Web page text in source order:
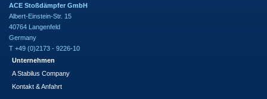
ACE Stoßdämpfer GmbH
Albert-Einstein-Str. 15
40764 Langenfeld
Germany
T +49 (0)2173 - 9226-10
Unternehmen
A Stabilus Company
Kontakt & Anfahrt